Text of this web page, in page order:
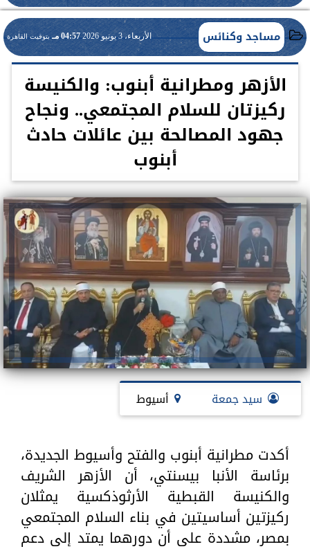
مساجد وكنائس الأربعاء، 3 يونيو 2026 04:57 مـ بتوقيت القاهرة
الأزهر ومطرانية أبنوب: والكنيسة
ركيزتان للسلام المجتمعي.. ونجاح
جهود المصالحة بين عائلات حادث
أبنوب
سيد جمعة أسيوط
أكدت مطرانية أبنوب والفتح وأسيوط الجديدة،
برئاسة الأنبا بيسنتي، أن الأزهر الشريف
والكنيسة القبطية الأرثوذكسية يمثلان
ركيزتين أساسيتين في بناء السلام المجتمعي
بمصر، مشددة على أن دورهما يمتد إلى دعم